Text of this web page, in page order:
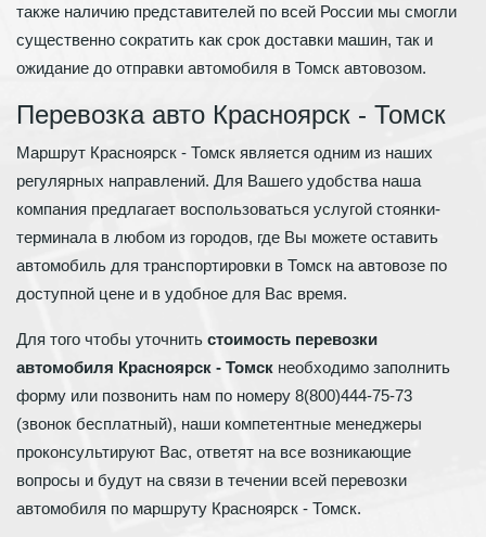
также наличию представителей по всей России мы смогли
существенно сократить как срок доставки машин, так и
ожидание до отправки автомобиля в Томск автовозом.
Перевозка авто Красноярск - Томск
Маршрут Красноярск - Томск является одним из наших
регулярных направлений. Для Вашего удобства наша
компания предлагает воспользоваться услугой стоянки-
терминала в любом из городов, где Вы можете оставить
автомобиль для транспортировки в Томск на автовозе по
доступной цене и в удобное для Вас время.
Для того чтобы уточнить стоимость перевозки
автомобиля Красноярск - Томск необходимо заполнить
форму или позвонить нам по номеру 8(800)444-75-73
(звонок бесплатный), наши компетентные менеджеры
проконсультируют Вас, ответят на все возникающие
вопросы и будут на связи в течении всей перевозки
автомобиля по маршруту Красноярск - Томск.